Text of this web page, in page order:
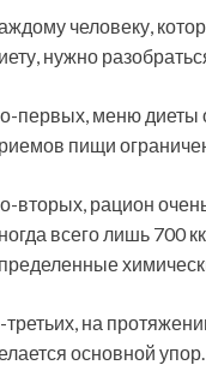
человеку,
нужно
первых, меню диеты
пищи
вторых, рацион
всего лишь 700
третьих, на
основной